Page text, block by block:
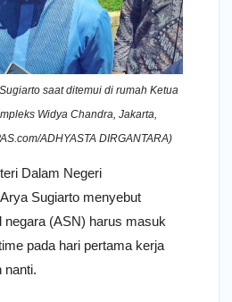
saat ditemui di rumah Ketua
Widya Chandra, Jakarta,
ADHYASTA DIRGANTARA)
Dalam Negeri
Sugiarto menyebut
negara (ASN) harus masuk
pada hari pertama kerja
nanti.